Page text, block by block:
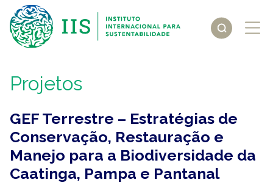
Projetos
GEF Terrestre – Estratégias de
Conservação, Restauração e
Manejo para a Biodiversidade da
Caatinga, Pampa e Pantanal